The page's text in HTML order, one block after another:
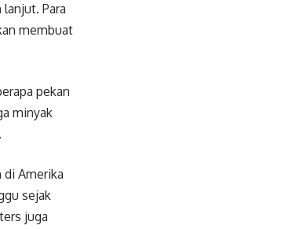
Para
membuat
pekan
minyak
Amerika
sejak
juga